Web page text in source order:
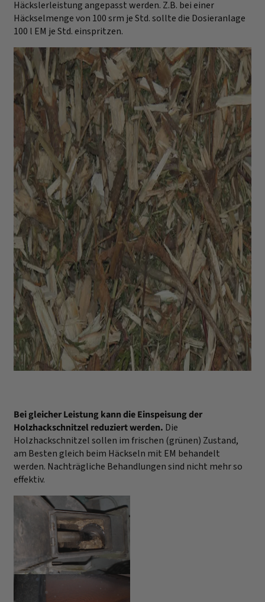
Häckslerleistung angepasst werden. Z.B. bei einer
Häckselmenge von 100 srm je Std. sollte die Dosieranlage
100 l EM je Std. einspritzen.
Bei gleicher Leistung kann die Einspeisung der
Holzhackschnitzel reduziert werden. Die
Holzhackschnitzel sollen im frischen (grünen) Zustand,
am Besten gleich beim Häckseln mit EM behandelt
werden. Nachträgliche Behandlungen sind nicht mehr so
effektiv.